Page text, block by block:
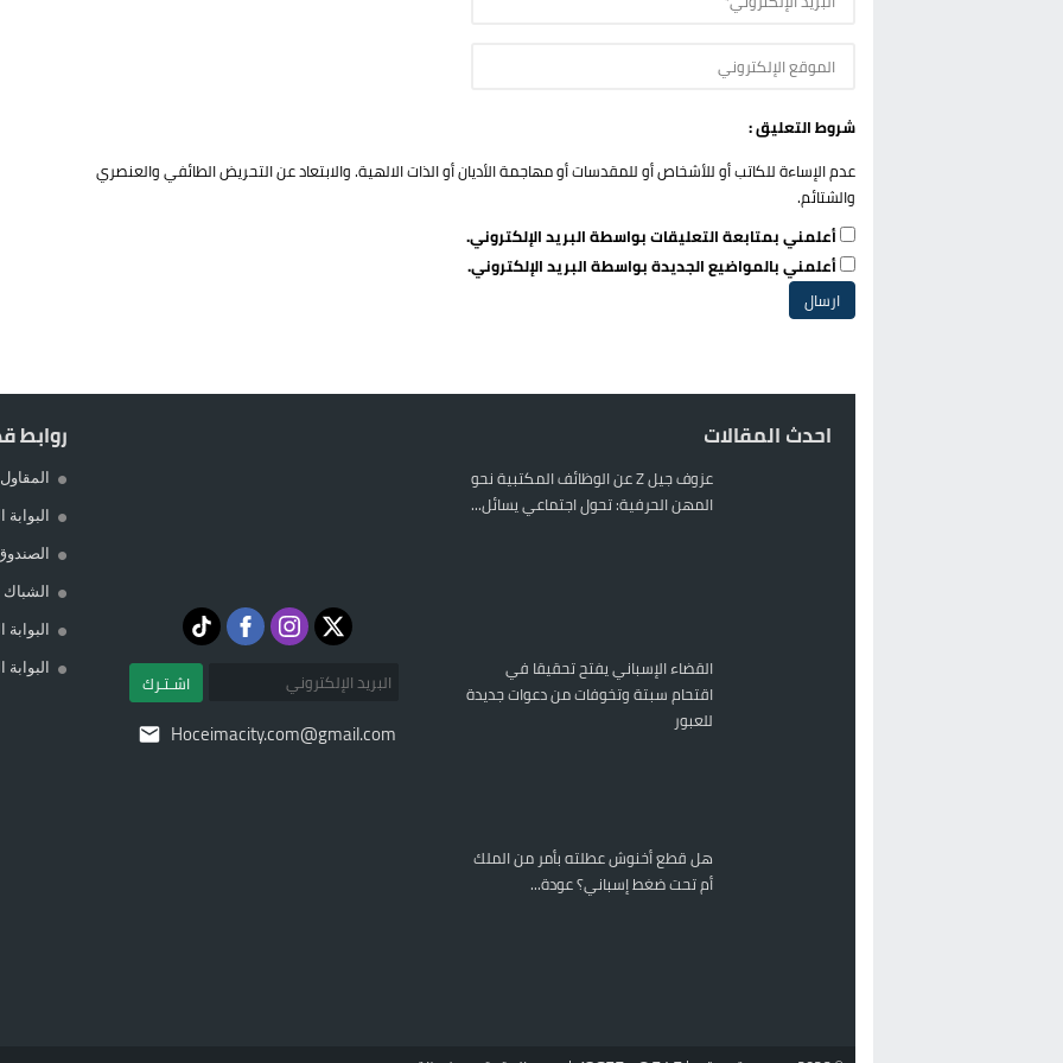
شروط التعليق :
عدم الإساءة للكاتب أو للأشخاص أو للمقدسات أو مهاجمة الأديان أو الذات الالهية. والابتعاد عن التحريض الطائفي والعنصري
والشتائم.
أعلمني بمتابعة التعليقات بواسطة البريد الإلكتروني.
أعلمني بالمواضيع الجديدة بواسطة البريد الإلكتروني.
احدث المقالات
عزوف جيل Z عن الوظائف المكتبية نحو
المهن الحرفية: تحول اجتماعي يسائل...
القضاء الإسباني يفتح تحقيقا في
اقتحام سبتة وتخوفات من دعوات جديدة
للعبور
هل قطع أخنوش عطلته بأمر من الملك
أم تحت ضغط إسباني؟ عودة...
اشـتـرك
Hoceimacity.com@gmail.com
روابط
الشباك